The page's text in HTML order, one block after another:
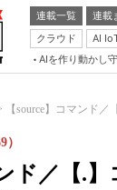
連載一覧 連載
クラウド
AI
AIを作り動かし
【source】コマンド
ンド／【.